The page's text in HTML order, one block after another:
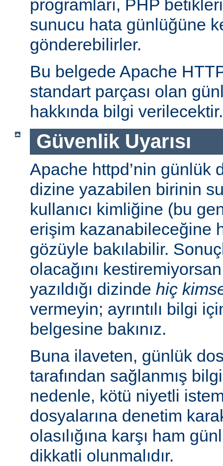
programları, PHP
sunucu hata günlüğüne
gönderebilirler.
Bu belgede Apache
standart parçası olan
hakkında bilgi verilecektir.
Güvenlik Uyarısı
Apache httpd’nin günlük
dizine yazabilen birinin
kullanıcı kimliğine (bu
erişim kazanabileceğine
gözüyle bakılabilir.
olacağını
yazıldığı dizinde hiç
vermeyin; ayrıntılı bilgi
belgesine bakınız.
Buna ilaveten, günlük
tarafından sağlanmış
nedenle, kötü niyetli
dosyalarına denetim
olasılığına karşı ham
dikkatli olunmalıdır.